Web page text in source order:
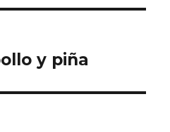
y piña